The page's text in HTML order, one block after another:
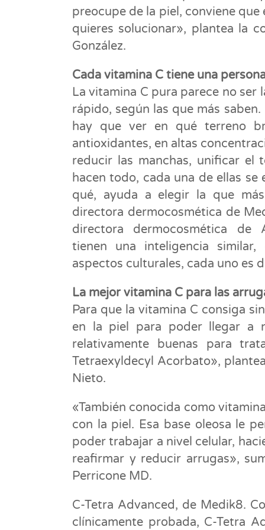
preocupe de la piel, conviene
quieres solucionar», plantea la
González.
Cada vitamina C tiene una
La vitamina C pura parece no
rápido, según las que más
hay que ver en qué terreno
antioxidantes, en altas
reducir las manchas, unificar el
hacen todo, cada una de ellas se
qué, ayuda a elegir la que
directora dermocosmética de
directora dermocosmética de
tienen una inteligencia
aspectos culturales, cada uno es
La mejor vitamina C para las
Para que la vitamina C consiga
en la piel para poder llegar a
relativamente buenas para
Tetraexyldecyl Acorbato»,
Nieto.
«También conocida como
con la piel. Esa base oleosa le
poder trabajar a nivel celular,
reafirmar y reducir arrugas»,
Perricone MD.
C-Tetra Advanced, de Medik8.
clínicamente probada, C-Tetra